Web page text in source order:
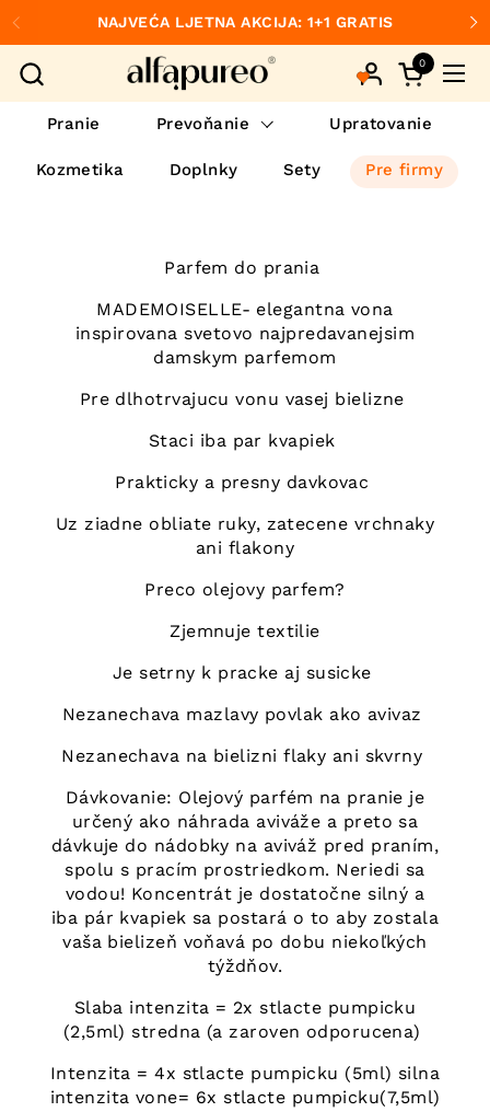
Preskočiť na obsah
Predchádzajúce
NAJVEĆA LJETNA AKCIJA: 1+1 GRATIS
Otvorte
0
Pranie Prevoňanie Upratovanie
Kozmetika Doplnky Sety Pre firmy
Parfem do prania
MADEMOISELLE- elegantna vona
inspirovana svetovo najpredavanejsim
damskym parfemom
Pre dlhotrvajucu vonu vasej bielizne
Staci iba par kvapiek
Prakticky a presny davkovac
Uz ziadne obliate ruky, zatecene vrchnaky
ani flakony
Preco olejovy parfem?
Zjemnuje textilie
Je setrny k pracke aj susicke
Nezanechava mazlavy povlak ako avivaz
Nezanechava na bielizni flaky ani skvrny
Dávkovanie: Olejový parfém na pranie je
určený ako náhrada aviváže a preto sa
dávkuje do nádobky na aviváž pred praním,
spolu s pracím prostriedkom. Neriedi sa
vodou! Koncentrát je dostatočne silný a
iba pár kvapiek sa postará o to aby zostala
vaša bielizeň voňavá po dobu niekoľkých
týždňov.
Slaba intenzita = 2x stlacte pumpicku
(2,5ml) stredna (a zaroven odporucena)
Intenzita = 4x stlacte pumpicku (5ml) silna
intenzita vone= 6x stlacte pumpicku(7,5ml)